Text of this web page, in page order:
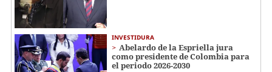
INVESTIDURA
Abelardo de la Espriella jura
como presidente de Colombia para
el periodo 2026-2030